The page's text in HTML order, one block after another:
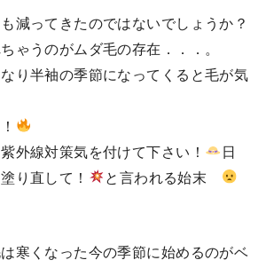
減ってきたのではないでしょうか？
ゃうのがムダ毛の存在．．．。
り半袖の季節になってくると毛が気
外線対策気を付けて下さい！
日
り直して！
と言われる始末
寒くなった今の季節に始めるのがベ